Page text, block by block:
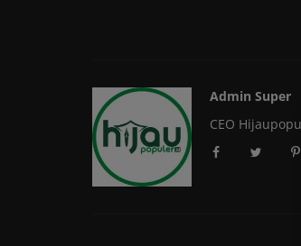
Admin Super
CEO